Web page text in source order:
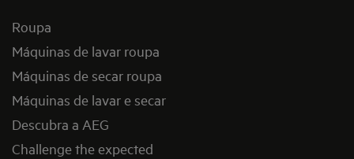
Roupa
Máquinas de lavar roupa
Máquinas de secar roupa
Máquinas de lavar e secar
Descubra a AEG
Challenge the expected